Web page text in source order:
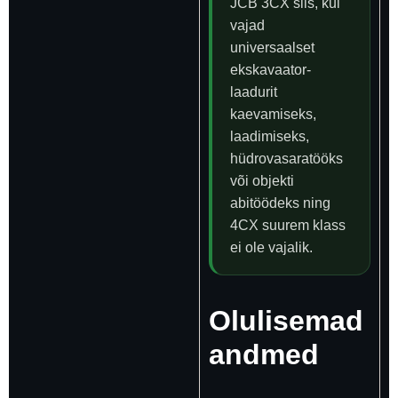
vajad
universaalset
ekskavaator-
laadurit
kaevamiseks,
laadimiseks,
hüdrovasaratööks
või objekti
abitöödeks ning
4CX suurem klass
ei ole vajalik.
Olulisemad
andmed